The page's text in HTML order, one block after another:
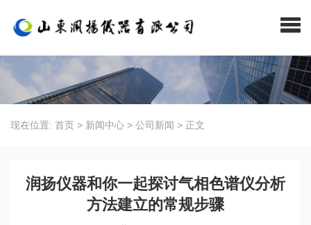
现在位置: 首页 > 新闻中心 > 公司新闻 > 正文
润扬仪器和你一起探讨气相色谱仪分析
方法建立的常规步骤